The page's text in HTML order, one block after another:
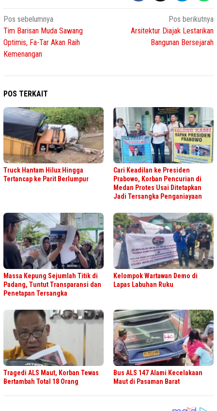
Navigasi
pos
Pos sebelumnya
Tim Barisan Muda Sawang
Optimis, Fa-Tar Akan Raih
Kemenangan
Pos berikutnya
Arsitektur Diajak Lestarikan
Bangunan Bersejarah
POS TERKAIT
Truck Hantam Hilux Hingga
Tertancap ke Parit Berlumpur
Cari Keadilan ke Presiden
Prabowo, Korban Pencurian di
Medan Protes Usai Ditetapkan
Jadi Tersangka Penganiayaan
Massa Kepung Sejumlah Titik di
Padang, Tuntut Transparansi dan
Penetapan Tersangka
Kelompok Wartawan Demo di
Lapas Labuhan Ruku
Tragedi ALS Maut, Korban Tewas
Bertambah Total 18 Orang
Bus ALS 147 Alami Kecelakaan
Maut di Pasaman Barat